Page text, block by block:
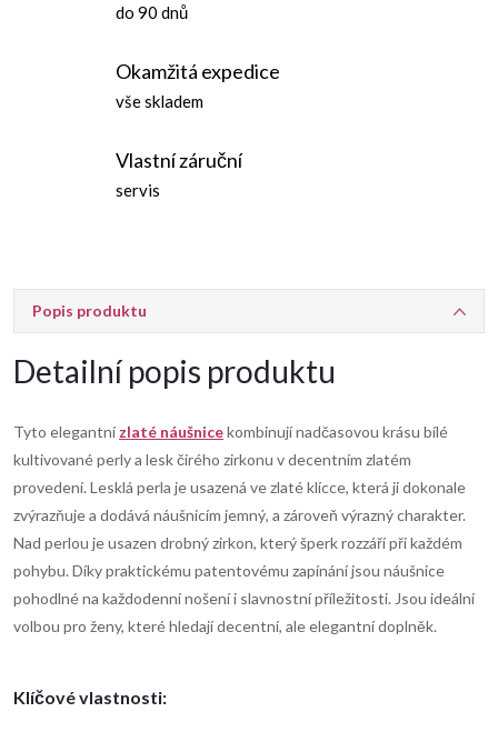
do 90 dnů
Okamžitá expedice
vše skladem
Vlastní záruční
servis
Popis produktu
Detailní popis produktu
Tyto elegantnízlaté náušnicekombinují nadčasovou krásu bílé
kultivované perly a lesk čirého zirkonu v decentním zlatém
provedení. Lesklá perla je usazená ve zlaté klícce, která ji dokonale
zvýrazňuje a dodává náušnicím jemný, a zároveň výrazný charakter.
Nad perlou je usazen drobný zirkon, který šperk rozzáří při každém
pohybu. Díky praktickému patentovému zapínání jsou náušnice
pohodlné na každodenní nošení i slavnostní příležitosti. Jsou ideální
volbou pro ženy, které hledají decentní, ale elegantní doplněk.
Klíčové vlastnosti: